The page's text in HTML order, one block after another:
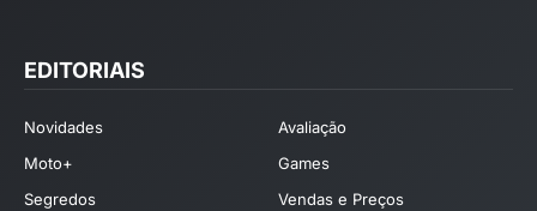
EDITORIAIS
Novidades
Avaliação
Moto+
Games
Segredos
Vendas e Preços